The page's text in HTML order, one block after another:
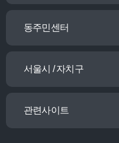
동주민센터
서울시 / 자치구
관련사이트